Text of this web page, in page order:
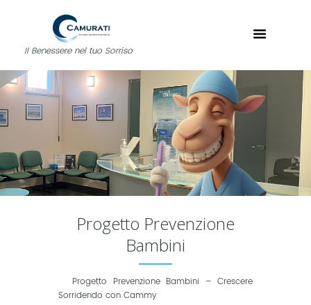
Il Benessere nel tuo Sorriso
Progetto Prevenzione
Bambini
Progetto Prevenzione Bambini – Crescere
Sorridendo con Cammy